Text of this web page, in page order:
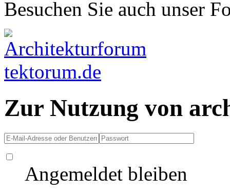
Besuchen Sie auch unser
Zur Nutzung von
Angemeldet bleiben